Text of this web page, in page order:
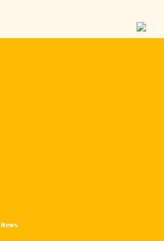
News